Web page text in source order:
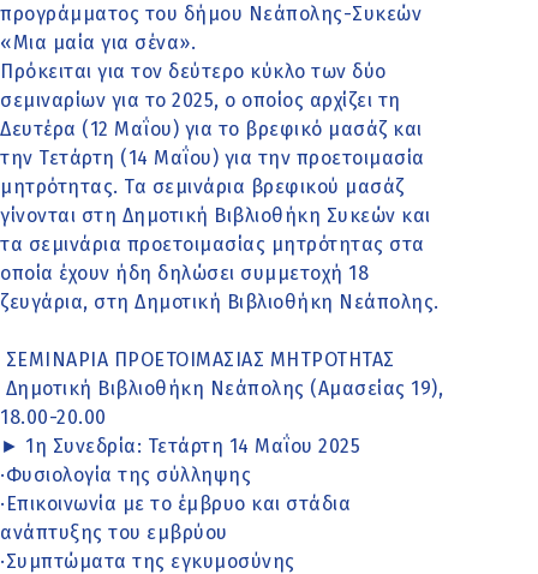
προγράμματος του δήμου Νεάπολης-Συκεών
«Μια μαία για σένα».
Πρόκειται για τον δεύτερο κύκλο των δύο
σεμιναρίων για το 2025, ο οποίος αρχίζει τη
Δευτέρα (12 Μαΐου) για το βρεφικό μασάζ και
την Τετάρτη (14 Μαΐου) για την προετοιμασία
μητρότητας. Τα σεμινάρια βρεφικού μασάζ
γίνονται στη Δημοτική Βιβλιοθήκη Συκεών και
τα σεμινάρια προετοιμασίας μητρότητας στα
οποία έχουν ήδη δηλώσει συμμετοχή 18
ζευγάρια, στη Δημοτική Βιβλιοθήκη Νεάπολης.
ΣΕΜΙΝΑΡΙΑ ΠΡΟΕΤΟΙΜΑΣΙΑΣ ΜΗΤΡΟΤΗΤΑΣ
Δημοτική Βιβλιοθήκη Νεάπολης (Αμασείας 19),
18.00-20.00
► 1η Συνεδρία: Τετάρτη 14 Μαΐου 2025
·Φυσιολογία της σύλληψης
·Επικοινωνία με το έμβρυο και στάδια
ανάπτυξης του εμβρύου
·Συμπτώματα της εγκυμοσύνης